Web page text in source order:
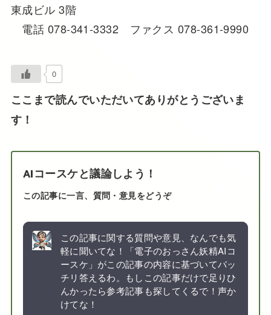
東成ビル 3階
電話 078-341-3332 ファクス 078-361-9990
0
ここまで読んでいただいてありがとうございま
す！
AIコースケと議論しよう！
この記事に一言、質問・意見をどうぞ
この記事に関する質問や意見、なんでも気
軽に聞いてな！「電子のおっさん妖精AIコ
ースケ」がこの記事の内容に基づいてバッ
チリ答えるわ。もしこの記事だけで足りひ
んかったら参考記事も探してくるで！声か
けてな！